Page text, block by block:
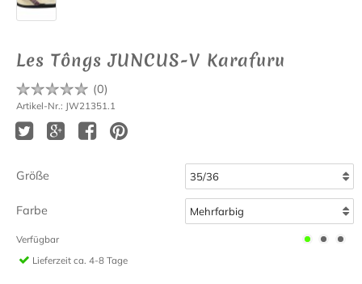
Les Tôngs JUNCUS-V Karafuru
(0)
Artikel-Nr.: JW21351.1
Größe
Farbe
Verfügbar
Lieferzeit ca. 4-8 Tage